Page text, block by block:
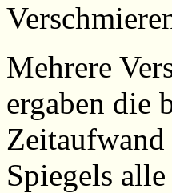
Mehrere
ergaben die
Spiegels